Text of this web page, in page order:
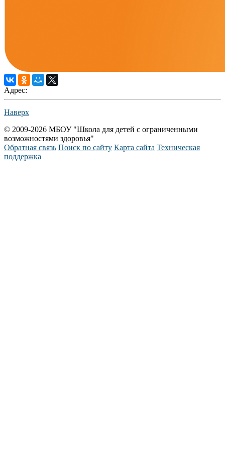
Адрес:
Наверх
© 2009-2026 МБОУ "Школа для детей с ограниченными
возможностями здоровья"
Обратная связь Поиск по сайту Карта сайта Техническая
поддержка